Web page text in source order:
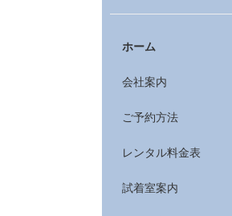
ホーム
会社案内
ご予約方法
レンタル料金表
試着室案内